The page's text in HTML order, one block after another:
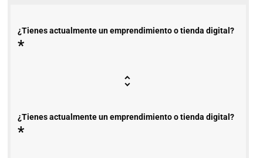
¿Tienes actualmente un emprendimiento o tienda digital?
*
¿Tienes actualmente un emprendimiento o tienda digital?
*